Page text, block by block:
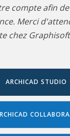
compte afin
Merci
chez
ARCHICAD STUDIO